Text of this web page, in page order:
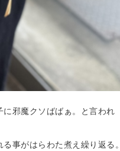
邪魔クソばばぁ。と言われ
事がはらわた煮え繰り返る。